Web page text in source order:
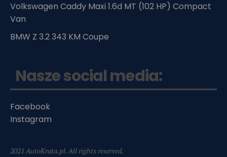
Volkswagen Caddy Maxi 1.6d MT (102 HP) Compact
Van
BMW Z 3.2 343 KM Coupe
Nasze social media:
Facebook
Instagram
2021 AutoKrata.pl. All rights reserved.